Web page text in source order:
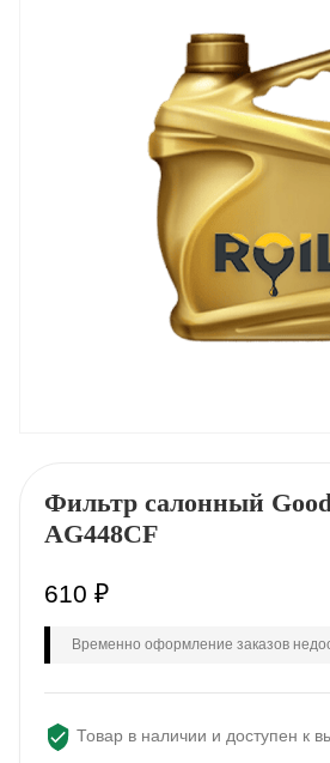
Фильтр салонный
AG448CF
610 ₽
Временно оформление заказов
Товар в наличии и доступен к